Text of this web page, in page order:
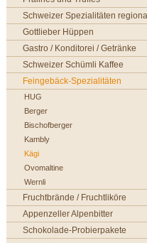
Schweizer Spezialitäten regional
Gottlieber Hüppen
Gastro / Konditorei / Getränke
Schweizer Schümli Kaffee
Feingebäck-Spezialitäten
HUG
Berger
Bischofberger
Kambly
Kägi
Ovomaltine
Wernli
Fruchtbrände / Fruchtliköre
Appenzeller Alpenbitter
Schokolade-Probierpakete